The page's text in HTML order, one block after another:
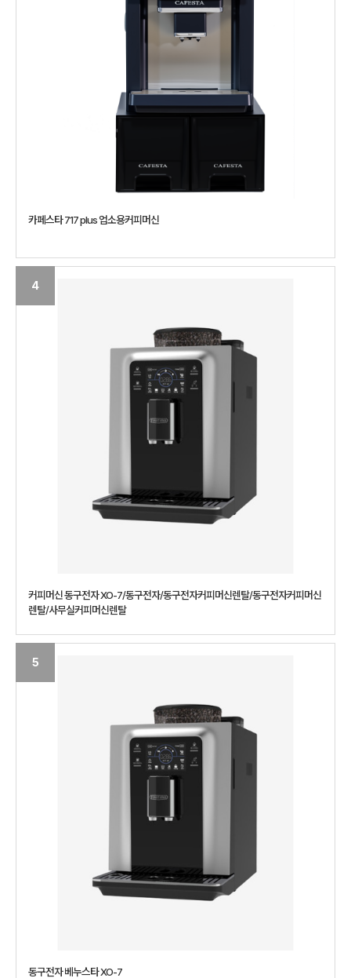
카페스타 717 plus 업소용커피머신
4
커피머신 동구전자 XO-7/동구전자/동구전자커피머신렌탈/동구전자커피머신
렌탈/사무실커피머신렌탈
5
동구전자 베누스타 XO-7